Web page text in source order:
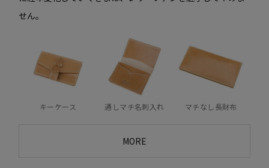
せん。
キーケース 通しマチ名刺入れ マチなし長財布
MORE